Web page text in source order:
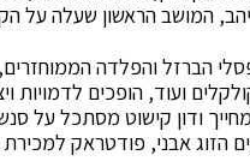
יהב, המושב הראשון שעלה על
הברזל והפלדה
ועוד, הופכים לדמויות
ודון קישוט מסתכל על
אבני, פודטראק